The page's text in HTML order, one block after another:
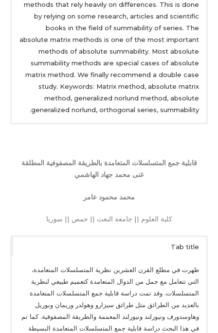
methods that rely heavily on differences. This is done
by relying on some research, articles and scientific
books in the field of summability of series. The
absolute matrix methods is one of the most important
methods of absolute summability. Most absolute
summability methods are special cases of absolute
matrix method. We finally recommend a double case
study. Keywords: Matrix method, absolute matrix
method, generalized norlund method, absolute
generalized norlund, orthogonal series, summability.
قابلية جمع المتسلسلات المتعامدة بالطريقة المصفوفية المطلقة
غنى محمد جهاد الهاشمي
محمد محمود عامر
كلية العلوم || جامعة البعث || حمص || سوريا
Tab title
ظهرت في مطلع القرن العشرين نظرية المتسلسلات المتعامدة،
التي تتعامل مع جمل من الدوال المتعامدة كتعميم طبيعي لنظرية
المتسلسلات. وقد تمت دراسة قابلية جمع المتسلسلات المتعامدة
بالعديد من الطرائق مثل طرائق سيزارو وهولدر وريمان وبوريل
وهاوسدورف ونيورلند ونيورلند المعممة والطريقة المصفوفية. كما تم
في هذا البحث دراسة قابلية جمع المتسلسلات المتعامدة البسيطة